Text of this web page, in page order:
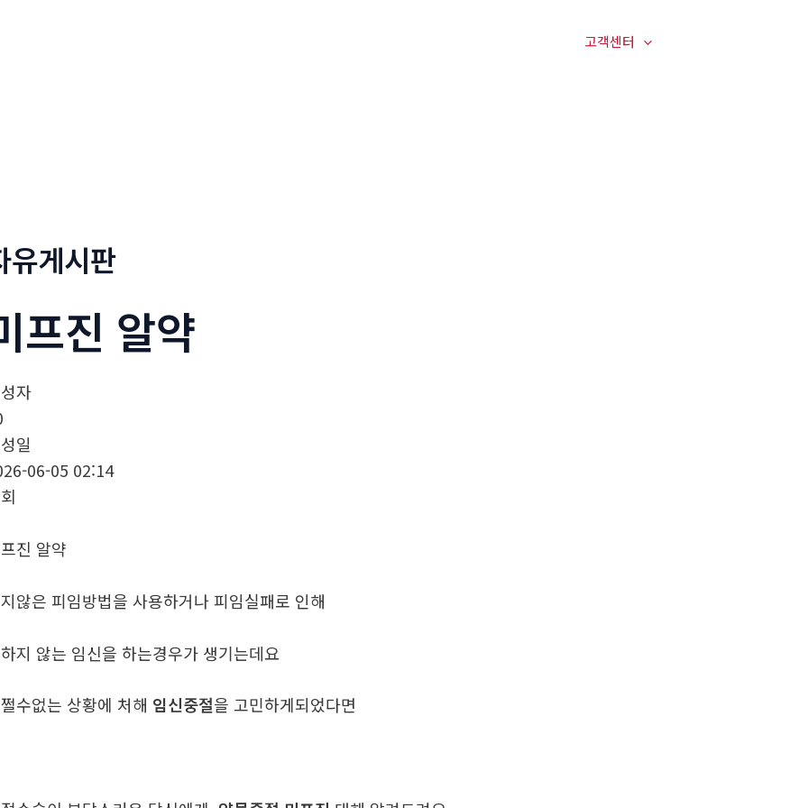
고객센터
유게시판
프진 알약
자
일
06-05 02:14
진 알약
않은 피임방법을 사용하거나 피임실패로 인해
지 않는 임신을 하는경우가 생기는데요
수없는 상황에 처해 임신중절을 고민하게되었다면